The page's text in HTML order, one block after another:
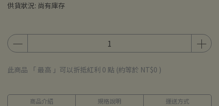
供貨狀況: 尚有庫存
此商品 「 最高 」可以折抵紅利 0 點 (約等於 NT$0 )
商品介紹 規格說明 運送方式